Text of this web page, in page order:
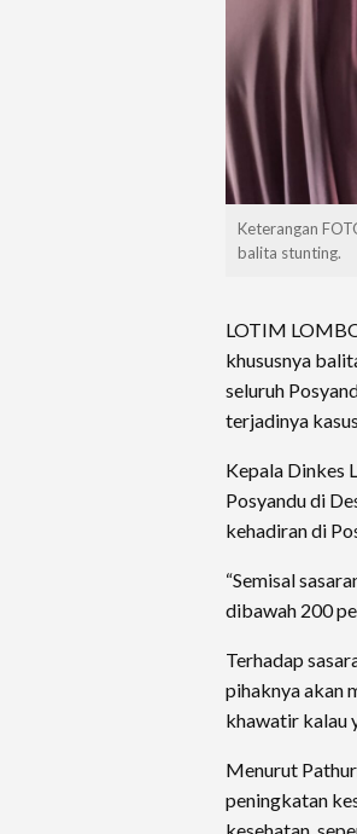
Keterangan
balita stunting.
LOTIM
khususnya
seluruh
terjadinya
Kepala Dinkes
Posyandu di
kehadiran di
“Semisal
dibawah 200
Terhadap
pihaknya akan
khawatir kalau
Menurut
peningkatan